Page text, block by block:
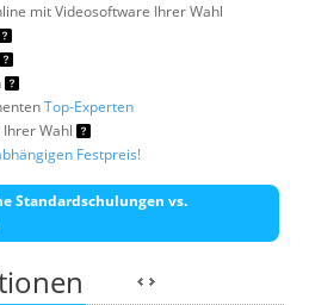
mit Videosoftware Ihrer Wahl
Top-Experten
Wahl
Festpreis!
Standardschulungen vs.